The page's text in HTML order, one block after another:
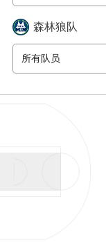
森林狼队
所有队员